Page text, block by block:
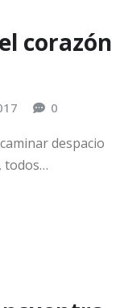
corazón
0
despacio
todos…